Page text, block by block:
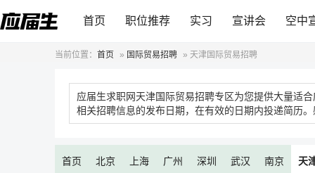
首页 职位推荐 实习 宣讲会 空中
当前位置： 首页 » 国际贸易招聘 » 天津国际贸易招聘
应届生求职网天津国际贸易招聘专区为您提供大量适
相关招聘信息的发布日期，在有效的日期内投递简历
首页 北京 上海 广州 深圳 武汉 南京 天